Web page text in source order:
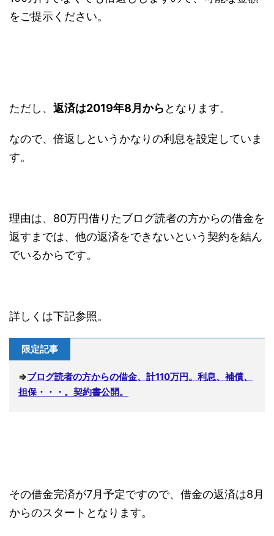
をご提示ください。
ただし、 返済は2019年8月から となります。
なので、倍返しというかなりの利息を設定していま
す。
理由は、80万円借りたブログ読者の方からの借金を
返すまでは、他の返済をできないという契約を結ん
でいるからです。
詳しくは下記参照。
限定記事
⇒ブログ読者の方からの借金、計110万円。利息、補償、
担保・・・。契約書公開。
その借金完済が7月予定ですので、借金の返済は8月
からのスタートとなります。